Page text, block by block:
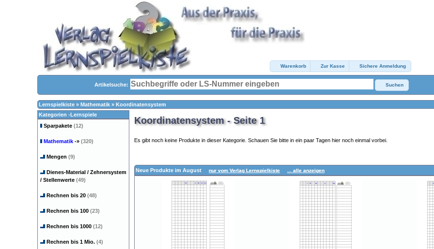
Warenkorb Zur Kasse Sichere Anmeldung
Artikelsuche: Suchen
Lernspielkiste » Mathematik » Koordinatensystem
Koordinatensystem - Seite 1
Es gibt noch keine Produkte in dieser Kategorie. Schauen Sie bitte in ein paar Tagen hier noch einmal vorbei.
Neue Produkte im August nur vom Verlag Lernspielkiste ... alle anzeigen
Kategorien -Lernspiele
Sparpakete (12)
Mathematik -» (320)
Mengen (9)
Dienes-Material / Zehnersystem
/ Stellenwerte (49)
Rechnen bis 20 (48)
Rechnen bis 100 (23)
Rechnen bis 1000 (12)
Rechnen bis 1 Mio. (4)